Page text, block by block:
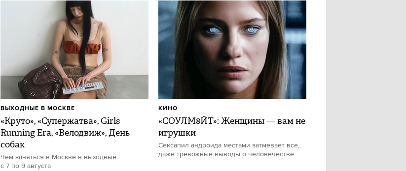
«Круто», «Супержатва», Girls
Running Era, «Велодвиж», День
собак
Чем заняться в Москве в выходные
с 7 по 9 августа
ВЫХОДНЫЕ В МОСКВЕ
«СОУЛМ8ЙТ»: Женщины — вам не
игрушки
Сексапил андроида местами затмевает все,
даже тревожные выводы о человечестве
КИНО